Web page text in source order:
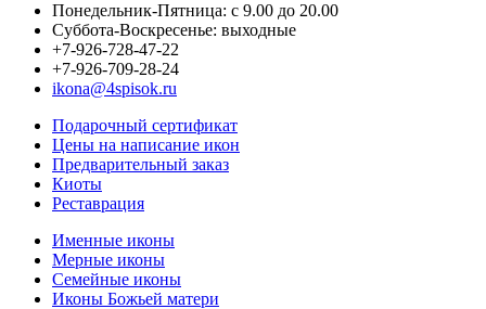
Понедельник-Пятница: с 9.00 до 20.00
Суббота-Воскресенье: выходные
+7-926-728-47-22
+7-926-709-28-24
ikona@4spisok.ru
Подарочный сертификат
Цены на написание икон
Предварительный заказ
Киоты
Реставрация
Именные иконы
Мерные иконы
Семейные иконы
Иконы Божьей матери